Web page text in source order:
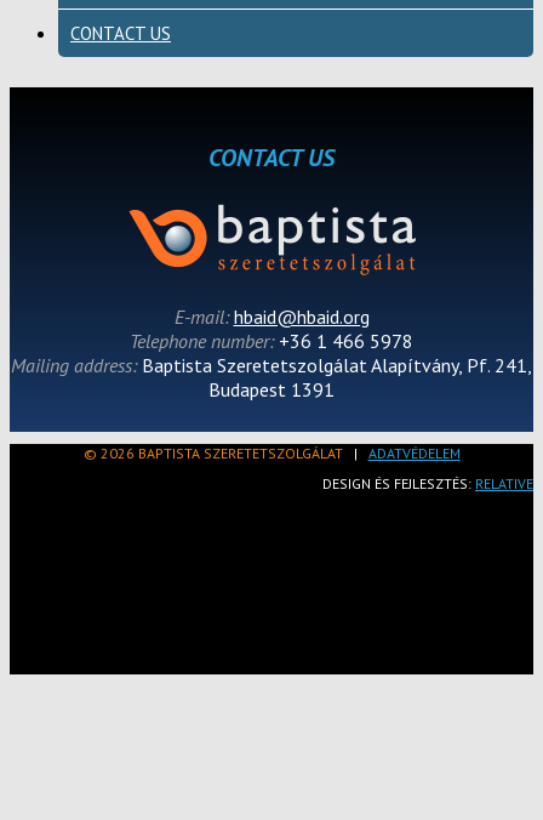
CONTACT US
CONTACT US
E-mail:hbaid@hbaid.org
Telephone number: +36 1 466 5978
Mailing address: Baptista Szeretetszolgálat Alapítvány, Pf. 241,
Budapest 1391
© 2026 BAPTISTA SZERETETSZOLGÁLAT| ADATVÉDELEM
DESIGN ÉS FEJLESZTÉS: RELATIVE